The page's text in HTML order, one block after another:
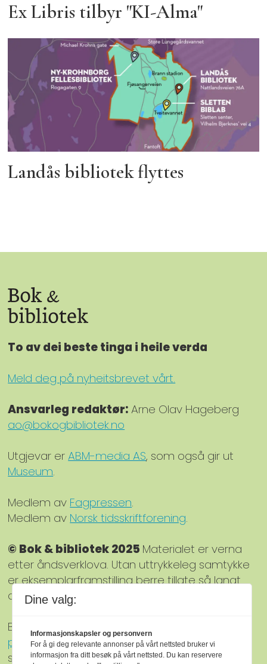
Ex Libris tilbyr "KI-Alma"
Landås bibliotek flyttes
To av dei beste tinga i heile verda
Meld deg på nyheitsbrevet vårt.
Ansvarleg redaktør:Arne Olav Hageberg
ao@bokogbibliotek.no
Utgjevar erABM-media AS, som også gir ut
Museum.
Medlem av Fagpressen.
Medlem av Norsk tidsskriftforening.
© Bok & bibliotek 2025 Materialet er verna
etter åndsverklova. Utan uttrykkeleg samtykke
er eksemplarframstilling berre tillate så langt
det har heimel i lov eller avtale med Kopinor.
Bok & bibliotek arbeider etter
plakatensine reglar for god presseskikk. Den
som meiner seg ramma av urettmessig
Dine valg:
Informasjonskapsler og personvern
For å gi deg relevante annonser på vårt nettsted bruker vi
informasjon fra ditt besøk på vårt nettsted. Du kan reservere